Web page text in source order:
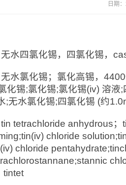
日期
水四氯化锡，四氯化锡，
水氯化锡；氯化高锡，
化锡;氯化锡;氯化锡(iv) 溶
;无水氯化锡;四氯化锡 (约
tetrachloride anhydrous
chloride
chloride
tintet